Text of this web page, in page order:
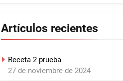
Artículos recientes
Receta 2 prueba
27 de noviembre de 2024